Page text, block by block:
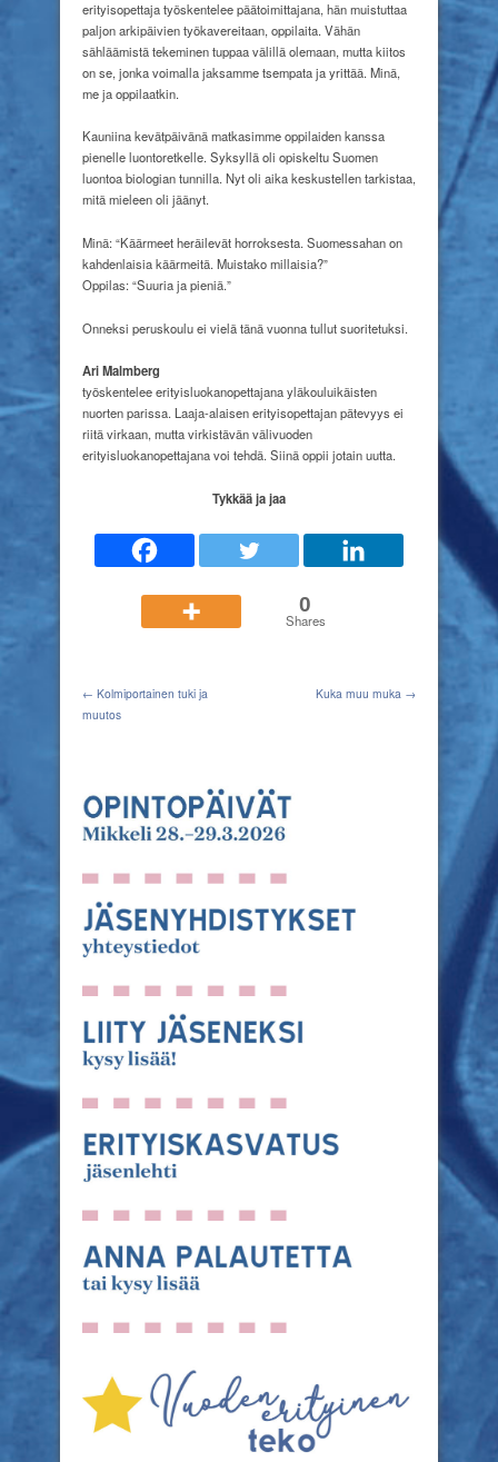
erityisopettaja työskentelee päätoimittajana, hän muistuttaa
paljon arkipäivien työkavereitaan, oppilaita. Vähän
sähläämistä tekeminen tuppaa välillä olemaan, mutta kiitos
on se, jonka voimalla jaksamme tsempata ja yrittää. Minä,
me ja oppilaatkin.
Kauniina kevätpäivänä matkasimme oppilaiden kanssa
pienelle luontoretkelle. Syksyllä oli opiskeltu Suomen
luontoa biologian tunnilla. Nyt oli aika keskustellen tarkistaa,
mitä mieleen oli jäänyt.
Minä: “Käärmeet heräileväthorroksesta. Suomessahan on
kahdenlaisia käärmeitä. Muistako millaisia?”
Oppilas: “Suuria ja pieniä.”
Onneksi peruskoulu ei vielä tänä vuonna tullut suoritetuksi.
Ari Malmberg
työskentelee erityisluokanopettajana yläkouluikäisten
nuorten parissa. Laaja-alaisen erityisopettajan pätevyys ei
riitä virkaan, mutta virkistävän välivuoden
erityisluokanopettajana voi tehdä. Siinä oppii jotain uutta.
Tykkää ja jaa
0
Shares
← Kolmiportainen tuki ja
muutos
Kuka muu muka →